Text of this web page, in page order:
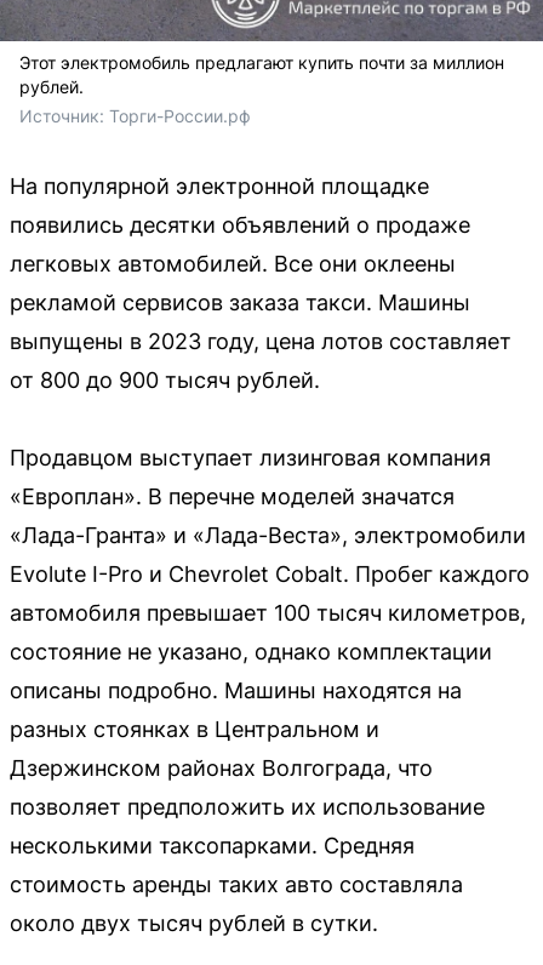
Этот электромобиль предлагают купить почти за миллион
рублей.
Источник: Торги-России.рф
На популярной электронной площадке
появились десятки объявлений о продаже
легковых автомобилей. Все они оклеены
рекламой сервисов заказа такси. Машины
выпущены в 2023 году, цена лотов составляет
от 800 до 900 тысяч рублей.
Продавцом выступает лизинговая компания
«Европлан». В перечне моделей значатся
«Лада-Гранта» и «Лада-Веста», электромобили
Evolute I-Pro и Chevrolet Cobalt. Пробег каждого
автомобиля превышает 100 тысяч километров,
состояние не указано, однако комплектации
описаны подробно. Машины находятся на
разных стоянках в Центральном и
Дзержинском районах Волгограда, что
позволяет предположить их использование
несколькими таксопарками. Средняя
стоимость аренды таких авто составляла
около двух тысяч рублей в сутки.